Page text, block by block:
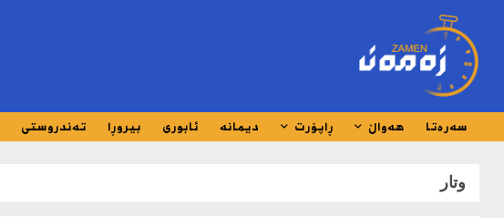
سەرەتا هەواڵ ڕاپۆرت دیمانە ئابوری بیروڕا تەندروستی
وتار